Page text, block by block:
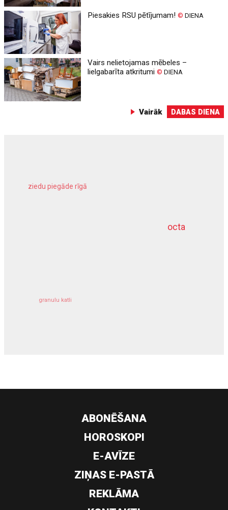
Piesakies RSU pētījumam!© DIENA
Vairs nelietojamas mēbeles –
lielgabarīta atkritumi© DIENA
Vairāk DABAS DIENA
octa
ziedu piegāde rīgā
granulu katli
dziļurbums
ABONĒŠANA
HOROSKOPI
E-AVĪZE
ZIŅAS E-PASTĀ
REKLĀMA